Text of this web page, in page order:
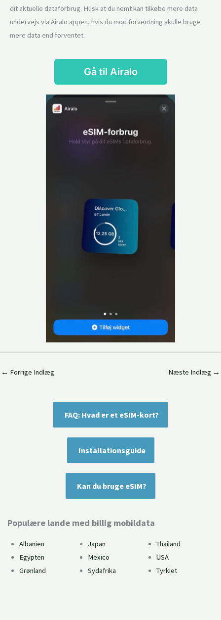
dit aktuelle dataforbrug. Husk at du nemt kan tilkøbe mere data
undervejs via Airalo appen, hvis du mod forventning skulle bruge
mere data end forventet.
Gå til Airalo
← Forrige Indlæg Næste Indlæg →
FAQ: Hvad er et eSIM-kort?
Installationsguide
Kan du bruge eSIM?
Populære lande med billig mobildata
Albanien
Egypten
Grønland
Japan
Mexico
Sydafrika
Thailand
USA
Tyrkiet